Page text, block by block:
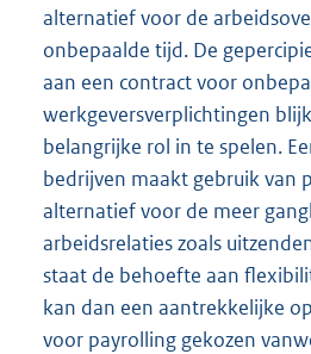
alternatief voor de
onbepaalde tijd. De
aan een contract voor
werkgeversverplichtingen
belangrijke rol in te spelen.
bedrijven maakt gebruik van
alternatief voor de meer
arbeidsrelaties zoals
staat de behoefte aan
kan dan een aantrekkelijke
voor payrolling gekozen